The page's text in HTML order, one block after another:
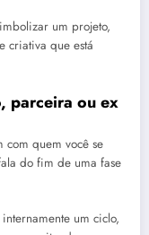
um projeto,
criativa que está
parceira ou ex
com quem você se
do fim de uma fase
um ciclo,